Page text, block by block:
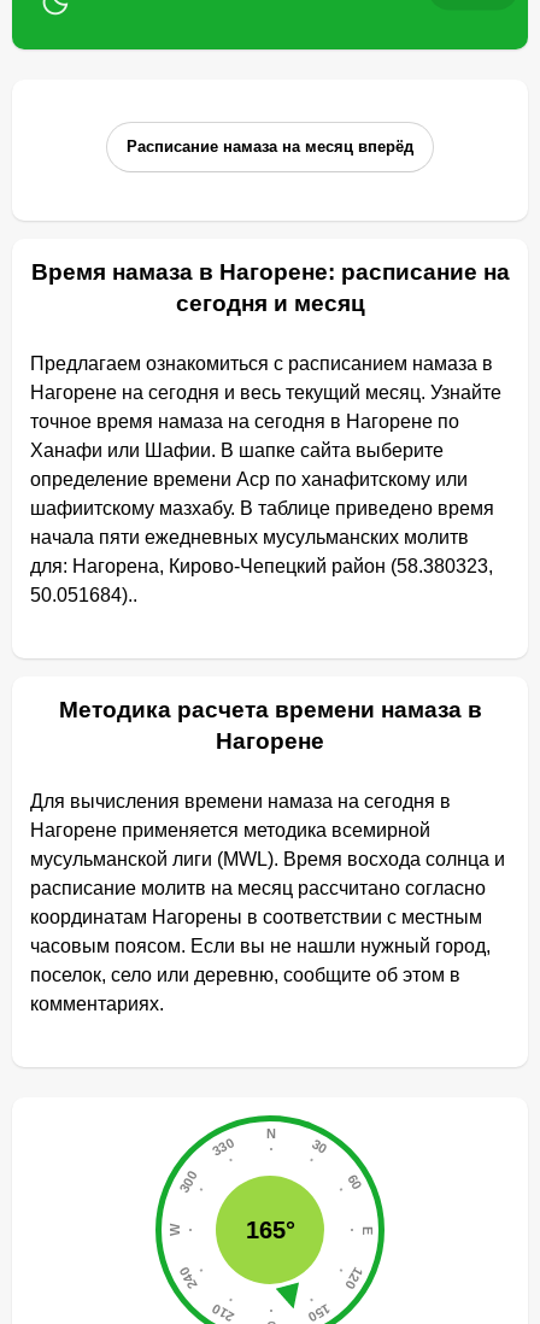
Расписание намаза на месяц вперёд
Время намаза в Нагорене: расписание на
сегодня и месяц
Предлагаем ознакомиться с расписанием намаза в
Нагорене на сегодня и весь текущий месяц. Узнайте
точное время намаза на сегодня в Нагорене по
Ханафи или Шафии. В шапке сайта выберите
определение времени Аср по ханафитскому или
шафиитскому мазхабу. В таблице приведено время
начала пяти ежедневных мусульманских молитв
для: Нагорена, Кирово-Чепецкий район (58.380323,
50.051684)..
Методика расчета времени намаза в
Нагорене
Для вычисления времени намаза на сегодня в
Нагорене применяется методика всемирной
мусульманской лиги (MWL). Время восхода солнца и
расписание молитв на месяц рассчитано согласно
координатам Нагорены в соответствии с местным
часовым поясом. Если вы не нашли нужный город,
поселок, село или деревню, сообщите об этом в
комментариях.
165°